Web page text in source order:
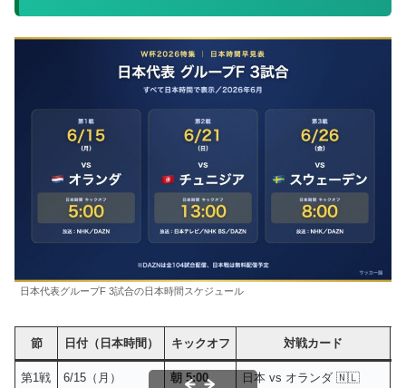
日本代表グループF 3試合の日本時間スケジュール
節 日付（日本時間） キックオフ 対戦カード
第1戦 6/15（月） 朝 5:00 日本 vs オランダ 🇳🇱